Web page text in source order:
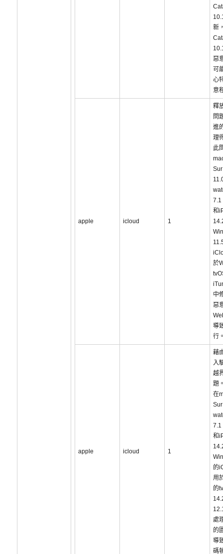
新
惡
可
心
意
apple icloud 1
釋
問
進
理
此
Sur
7.1
和
於
中
惡
導
行
apple icloud 1
藉
入
越
題
在
7.1
和
的
用
的
處
的
導
碼